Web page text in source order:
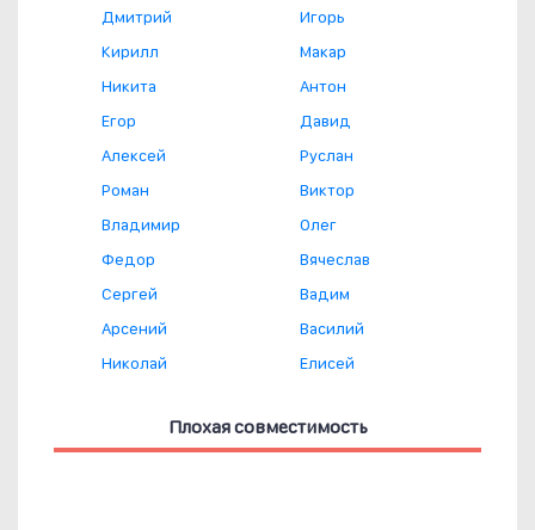
Дмитрий
Кирилл
Никита
Егор
Алексей
Роман
Владимир
Федор
Сергей
Арсений
Николай
Игорь
Макар
Антон
Давид
Руслан
Виктор
Олег
Вячеслав
Вадим
Василий
Елисей
Плохая совместимость